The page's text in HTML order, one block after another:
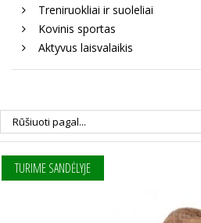
Treniruokliai ir suoleliai
Kovinis sportas
Aktyvus laisvalaikis
Rūšiuoti pagal...
TURIME SANDĖLYJE